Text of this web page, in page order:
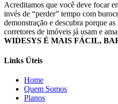
Acreditamos que você deve focar
invés de “perder” tempo com
demonstração e descubra porque
corretores de imóveis já usam e
WIDESYS É MAIS FÁCIL,
Links Úteis
Home
Quem Somos
Planos